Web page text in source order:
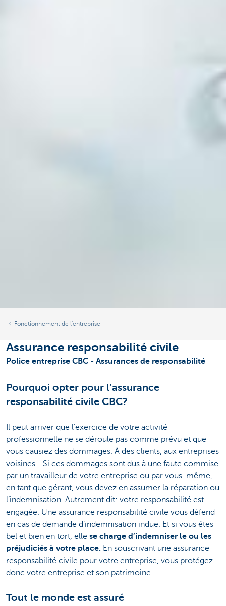
Fonctionnement de l'entreprise
Assurance responsabilité civile
Police entreprise CBC - Assurances de responsabilité
Pourquoi opter pour l’assurance
responsabilité civile CBC?
Il peut arriver que l’exercice de votre activité
professionnelle ne se déroule pas comme prévu et que
vous causiez des dommages. À des clients, aux entreprises
voisines… Si ces dommages sont dus à une faute commise
par un travailleur de votre entreprise ou par vous-même,
en tant que gérant, vous devez en assumer la réparation ou
l’indemnisation. Autrement dit: votre responsabilité est
engagée. Une assurance responsabilité civile vous défend
en cas de demande d’indemnisation indue. Et si vous êtes
bel et bien en tort, elle se charge d’indemniser le ou les
préjudiciés à votre place. En souscrivant une assurance
responsabilité civile pour votre entreprise, vous protégez
donc votre entreprise et son patrimoine.
Tout le monde est assuré